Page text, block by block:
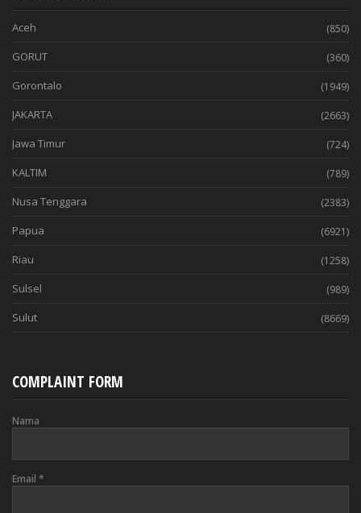
Aceh (850)
GORUT (360)
Gorontalo (1949)
JAKARTA (2663)
Jawa Timur (724)
KALTIM (789)
Nusa Tenggara (2383)
Papua (6921)
Riau (1258)
Sulsel (989)
Sulut (8669)
COMPLAINT FORM
Nama
Email *